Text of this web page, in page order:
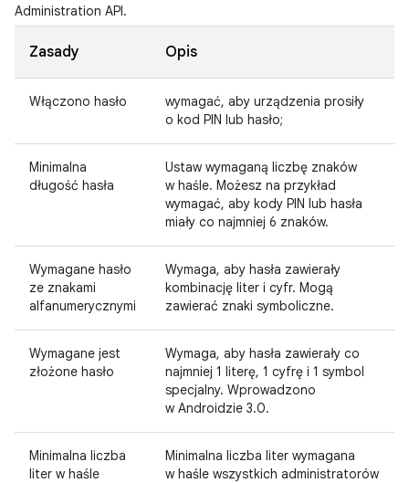
Administration API.
Zasady Opis
Włączono hasło
wymagać, aby urządzenia prosiły
o kod PIN lub hasło;
Minimalna
długość hasła
Ustaw wymaganą liczbę znaków
w haśle. Możesz na przykład
wymagać, aby kody PIN lub hasła
miały co najmniej 6 znaków.
Wymagane hasło
ze znakami
alfanumerycznymi
Wymaga, aby hasła zawierały
kombinację liter i cyfr. Mogą
zawierać znaki symboliczne.
Wymagane jest
złożone hasło
Wymaga, aby hasła zawierały co
najmniej 1 literę, 1 cyfrę i 1 symbol
specjalny. Wprowadzono
w Androidzie 3.0.
Minimalna liczba
liter w haśle
Minimalna liczba liter wymagana
w haśle wszystkich administratorów